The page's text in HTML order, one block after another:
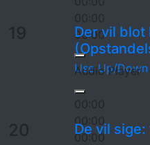
00:00
00:00
Use Up/
19
Der vil blot
Audio Player
00:00
00:00
00:00
20 De vil sige: